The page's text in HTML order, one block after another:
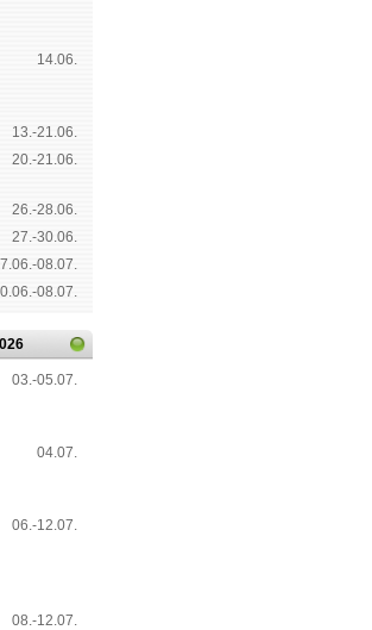
14.06.
13.-21.06.
20.-21.06.
26.-28.06.
27.-30.06.
08.07.
08.07.
03.-05.07.
04.07.
06.-12.07.
08.-12.07.